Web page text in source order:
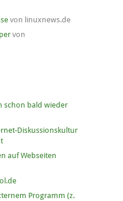
von linuxnews.de
von
schon bald wieder
Diskussionskultur
auf Webseiten
Programm (z.